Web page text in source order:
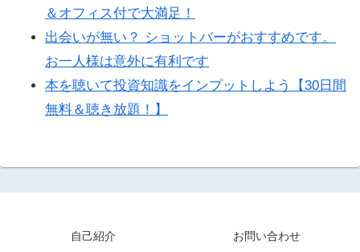
＆オフィス付で大満足！
出会いが無い？ ショットバーがおすすめです。
お一人様は意外に有利です
本を聴いて投資知識をインプットしよう【30日間
無料＆聴き放題！】
自己紹介 お問い合わせ